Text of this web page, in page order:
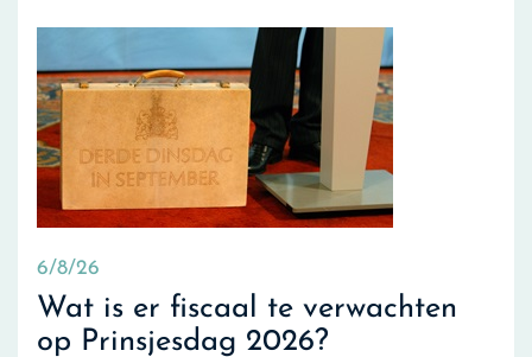
6/8/26
Wat is er fiscaal te verwachten
op Prinsjesdag 2026?